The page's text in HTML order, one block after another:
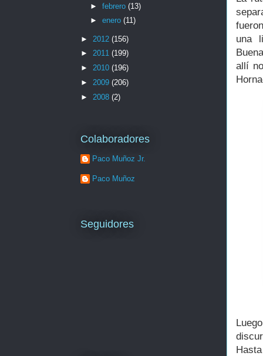
una
allí
► febrero (13)
► enero (11)
► 2012 (156)
► 2011 (199)
► 2010 (196)
► 2009 (206)
► 2008 (2)
Colaboradores
Paco Muñoz Jr.
Paco Muñoz
Seguidores